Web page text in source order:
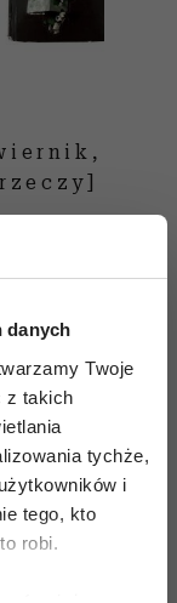
danych
Twoje
z takich
tychże,
i
tego, kto
robi.
się na
a nie
było
brata
bratowej
jak gdyby